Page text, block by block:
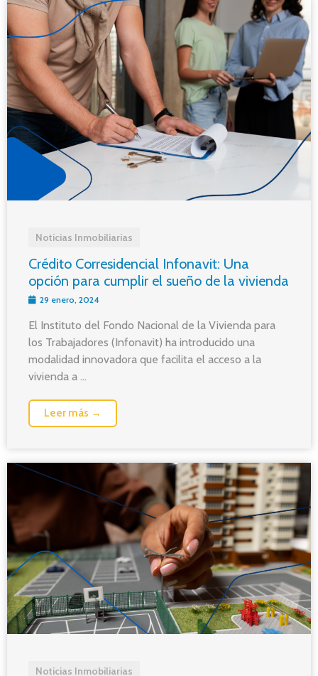
Noticias Inmobiliarias
Crédito Corresidencial Infonavit: Una
opción para cumplir el sueño de la vivienda
29 enero, 2024
El Instituto del Fondo Nacional de la Vivienda para
los Trabajadores (Infonavit) ha introducido una
modalidad innovadora que facilita el acceso a la
vivienda a ...
Leer más →
Noticias Inmobiliarias